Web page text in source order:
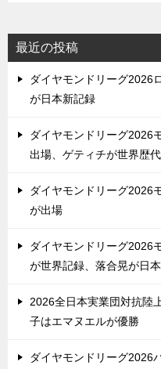
最近の投稿
ダイヤモンドリーグ2026
が日本新記録
ダイヤモンドリーグ2026
出場、ゲティチが世界歴
ダイヤモンドリーグ2026
が出場
ダイヤモンドリーグ2026
が世界記録、落合晃が日
2026全日本実業団対抗陸
子はエマヌエルが優勝
ダイヤモンドリーグ2026